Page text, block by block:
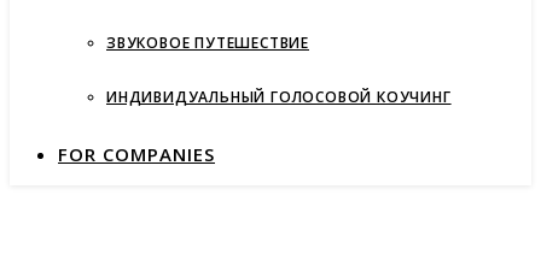
ЗВУКОВОЕ ПУТЕШЕСТВИЕ
ИНДИВИДУАЛЬНЫЙ ГОЛОСОВОЙ КОУЧИНГ
FOR COMPANIES